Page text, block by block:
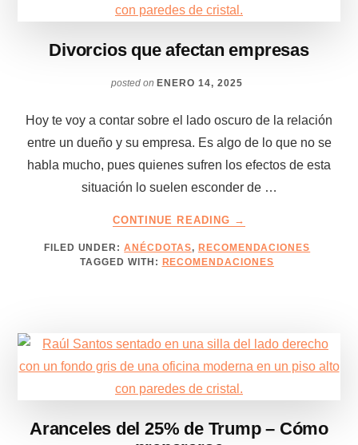
Divorcios que afectan empresas
posted onENERO 14, 2025
Hoy te voy a contar sobre el lado oscuro de la relación
entre un dueño y su empresa. Es algo de lo que no se
habla mucho, pues quienes sufren los efectos de esta
situación lo suelen esconder de …
CONTINUE READING
QUE
AFECTAN
→
FILED UNDER:ANÉCDOTAS, RECOMENDACIONES
TAGGED WITH: RECOMENDACIONES
Aranceles del 25% de Trump – Cómo